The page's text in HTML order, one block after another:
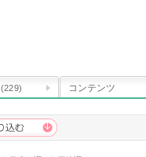
(229) コンテンツ